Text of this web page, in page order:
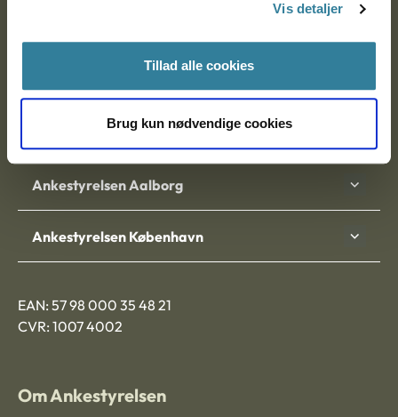
Vis detaljer
Tillad alle cookies
Brug kun nødvendige cookies
Nytorv 7, 2. sal
9000 Aalborg
Ankestyrelsen Aalborg
Ankestyrelsen København
EAN: 57 98 000 35 48 21
CVR: 1007 4002
Om Ankestyrelsen